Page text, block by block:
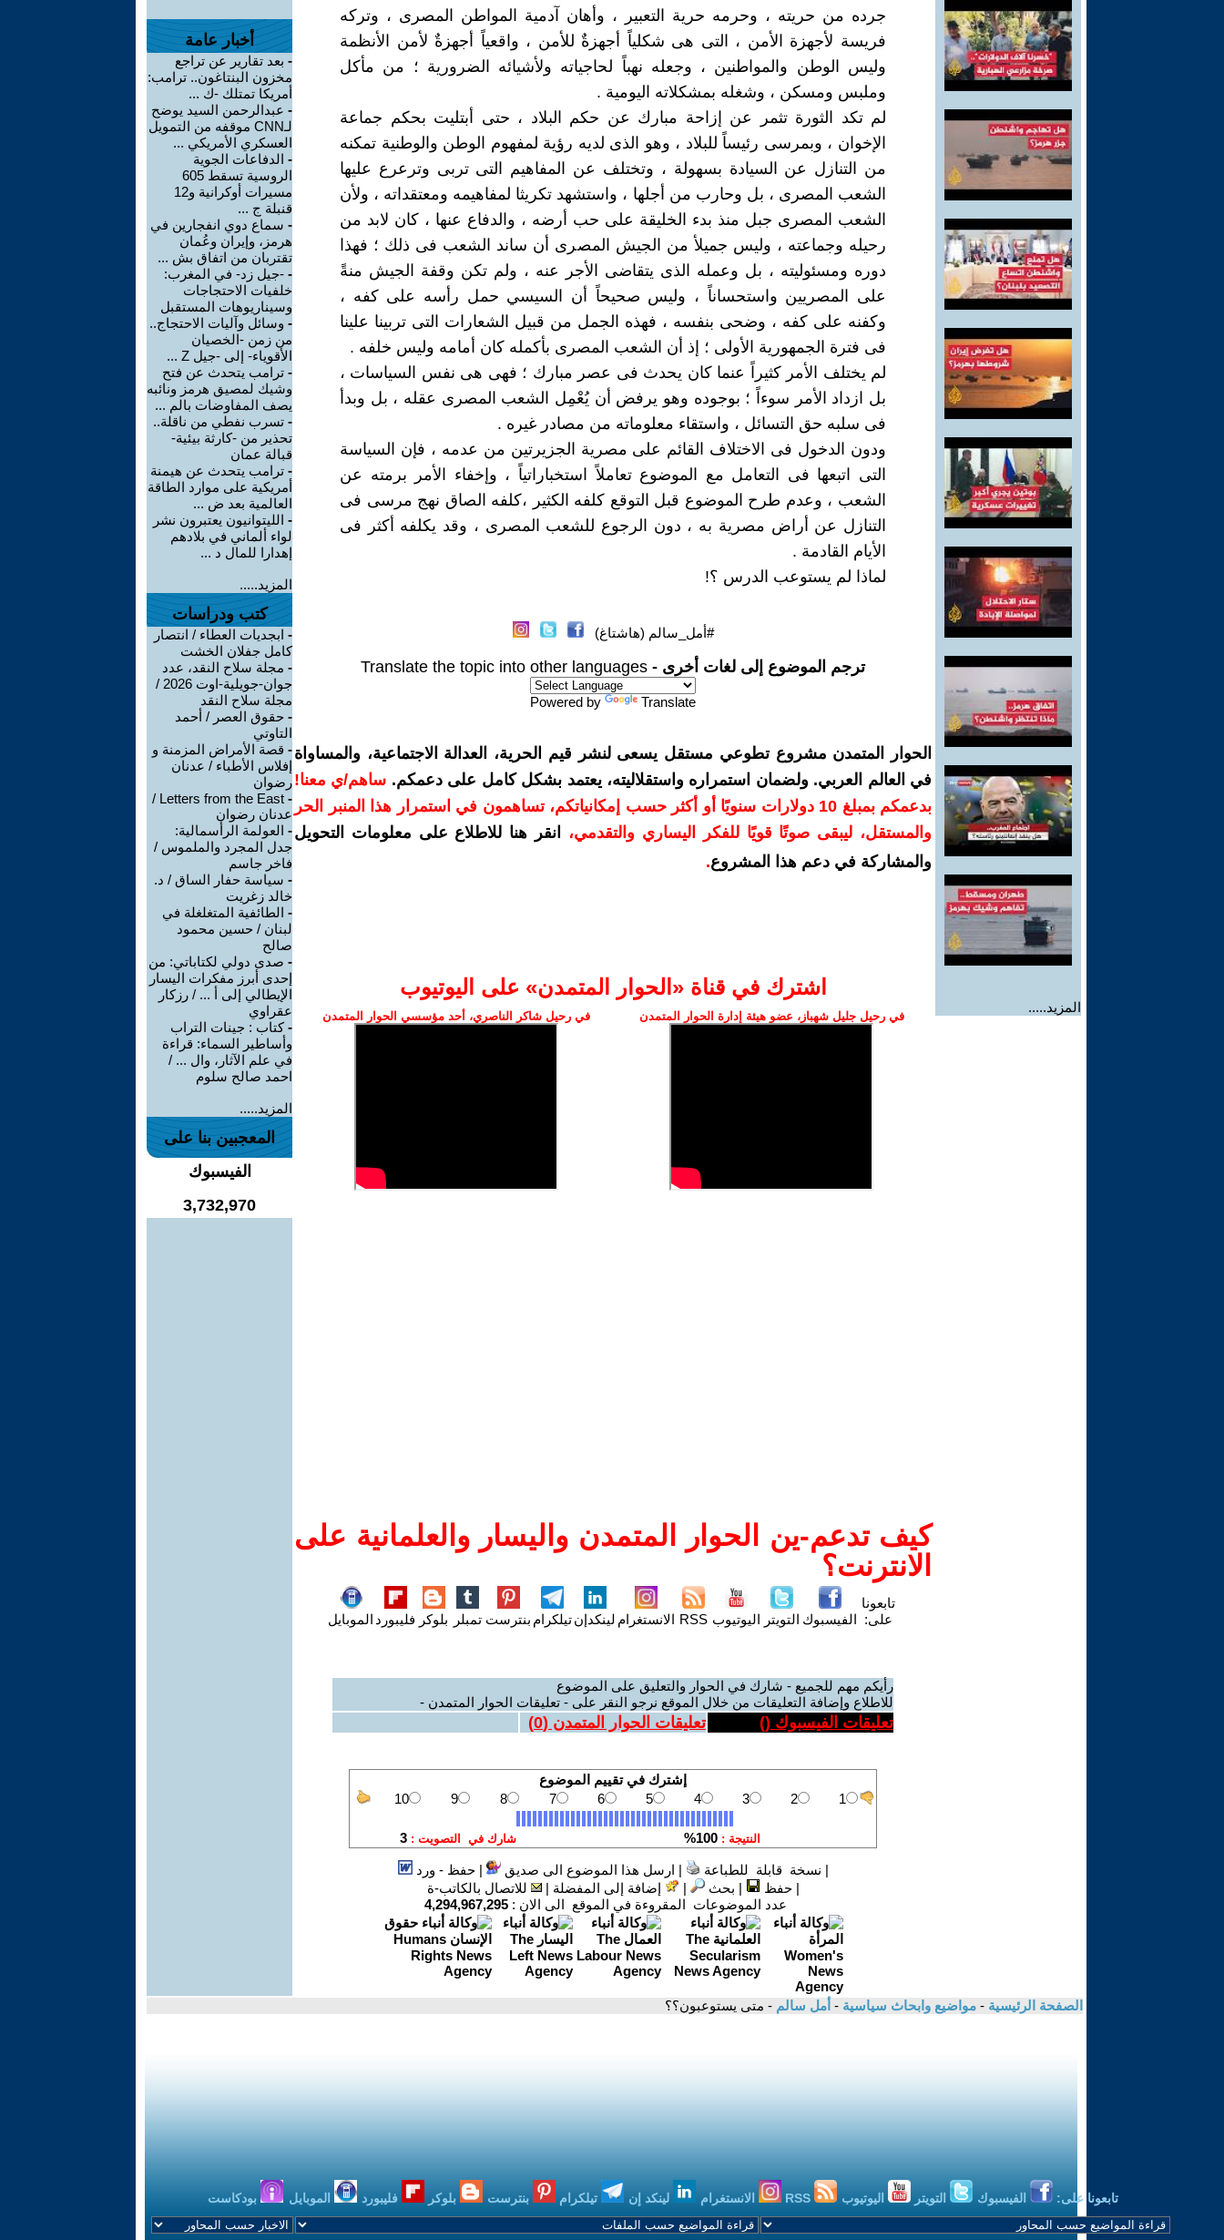
المزيد.....
جرده من حريته ، وحرمه حرية التعبير ، وأهان آدمية المواطن المصرى ، وتركه
فريسة لأجهزة الأمن ، التى هى شكلياً أجهزةٌ للأمن ، واقعياً أجهزةٌ لأمن الأنظمة
وليس الوطن والمواطنين ، وجعله نهباً لحاجياته ولأشيائه الضرورية ؛ من مأكل
وملبس ومسكن ، وشغله بمشكلاته اليومية .
لم تكد الثورة تثمر عن إزاحة مبارك عن حكم البلاد ، حتى أبتليت بحكم جماعة
الإخوان ، وبمرسى رئيساً للبلاد ، وهو الذى لديه رؤية لمفهوم الوطن والوطنية تمكنه
من التنازل عن السيادة بسهولة ، وتختلف عن المفاهيم التى تربى وترعرع عليها
الشعب المصرى ، بل وحارب من أجلها ، واستشهد تكريثا لمفاهيمه ومعتقداته ، ولأن
الشعب المصرى جبل منذ بدء الخليقة على حب أرضه ، والدفاع عنها ، كان لابد من
رحيله وجماعته ، وليس جميلأ من الجيش المصرى أن ساند الشعب فى ذلك ؛ فهذا
دوره ومسئوليته ، بل وعمله الذى يتقاضى الأجر عنه ، ولم تكن وقفة الجيش منةً
على المصريين واستحساناً ، وليس صحيحاً أن السيسي حمل رأسه على كفه ،
وكفنه على كفه ، وضحى بنفسه ، فهذه الجمل من قبيل الشعارات التى تربينا علينا
فى فترة الجمهورية الأولى ؛ إذ أن الشعب المصرى بأكمله كان أمامه وليس خلفه .
لم يختلف الأمر كثيراً عنما كان يحدث فى عصر مبارك ؛ فهى هى نفس السياسات ،
بل ازداد الأمر سوءاً ؛ بوجوده وهو يرفض أن يُعْمِل الشعب المصرى عقله ، بل وبدأ
فى سلبه حق التسائل ، واستقاء معلوماته من مصادر غيره .
ودون الدخول فى الاختلاف القائم على مصرية الجزيرتين من عدمه ، فإن السياسة
التى اتبعها فى التعامل مع الموضوع تعاملاً استخباراتياً ، وإخفاء الأمر برمته عن
الشعب ، وعدم طرح الموضوع قبل التوقع كلفه الكثير ،كلفه الصاق نهج مرسى فى
التنازل عن أراض مصرية به ، دون الرجوع للشعب المصرى ، وقد يكلفه أكثر فى
الأيام القادمة .
لماذا لم يستوعب الدرس ؟!
#أمل_سالم (هاشتاغ)
ترجم الموضوع إلى لغات أخرى - Translate the topic into other languages
Powered by Translate
الحوار المتمدن مشروع تطوعي مستقل يسعى لنشر قيم الحرية، العدالة الاجتماعية، والمساواة
في العالم العربي. ولضمان استمراره واستقلاليته، يعتمد بشكل كامل على دعمكم. ساهم/ي معنا!
بدعمكم بمبلغ 10 دولارات سنويًا أو أكثر حسب إمكانياتكم، تساهمون في استمرار هذا المنبر الحر
والمستقل، ليبقى صوتًا قويًا للفكر اليساري والتقدمي،
انقر هنا للاطلاع على معلومات التحويل
والمشاركة في دعم هذا المشروع.
اشترك في قناة ‫«الحوار المتمدن» على اليوتيوب
في رحيل جليل شهباز، عضو هيئة إدارة الحوار المتمدن في رحيل شاكر الناصري، أحد مؤسسي الحوار المتمدن
كيف تدعم-ين الحوار المتمدن واليسار والعلمانية على
الانترنت؟
تابعونا
على: الفيسبوك التويتر اليوتيوب RSS الانستغرام لينكدإنتيلكرام بنترست تمبلر بلوكر فليبورد الموبايل
رأيكم مهم للجميع - شارك في الحوار والتعليق على الموضوع
للاطلاع وإضافة التعليقات من خلال الموقع نرجو النقر على - تعليقات الحوار المتمدن -
تعليقات الفيسبوك () تعليقات الحوار المتمدن (0
)
| نسخة قابلة للطباعة | ارسل هذا الموضوع الى صديق |حفظ - ورد
|حفظ | بحث | إضافة إلى المفضلة |
للاتصال بالكاتب-ة
عدد الموضوعات المقروءة في الموقع الى الان : 4,294,967,295
أخبار عامة
- بعد تقارير عن تراجع
مخزون البنتاغون.. ترامب:
أمريكا تمتلك -ك ...
- عبدالرحمن السيد يوضح
لـCNN موقفه من التمويل
العسكري الأمريكي ...
- الدفاعات الجوية
الروسية تسقط 605
مسيرات أوكرانية و12
قنبلة ج ...
- سماع دوي انفجارين في
هرمز، وإيران وعُمان
تقتربان من اتفاق بش ...
- -جيل زد- في المغرب:
خلفيات الاحتجاجات
وسيناريوهات المستقبل
- وسائل وآليات الاحتجاج..
من زمن -الخصيان
الأقوياء- إلى -جيل Z ...
- ترامب يتحدث عن فتح
وشيك لمصيق هرمز ونائبه
يصف المفاوضات بالم ...
- تسرب نفطي من ناقلة..
تحذير من -كارثة بيئية-
قبالة عمان
- ترامب يتحدث عن هيمنة
أمريكية على موارد الطاقة
العالمية بعد ض ...
- الليتوانيون يعتبرون نشر
لواء ألماني في بلادهم
إهدارا للمال د ...
المزيد.....
كتب ودراسات
- ابجديات العطاء / انتصار
كامل جفلان الخشت
- مجلة سلاح النقد، عدد
جوان-جويلية-اوت 2026 /
مجلة سلاح النقد
- حقوق العصر / أحمد
التاوتي
- قصة الأمراض المزمنة و
إفلاس الأطباء / عدنان
رضوان
-
Letters from the East /
عدنان رضوان
- العولمة الرأسمالية:
جدل المجرد والملموس /
فاخر جاسم
- سياسة حفار الساق / د.
خالد زغريت
- الطائفية المتغلغلة في
لبنان / حسين محمود
صالح
- صدى دولي لكتاباتي: من
إحدى أبرز مفكرات اليسار
الإيطالي إلى أ ... / رزكار
عقراوي
-كتاب : جينات التراب
وأساطير السماء: قراءة
في علم الآثار، وال ... /
احمد صالح سلوم
المزيد.....
المعجبين بنا على
الفيسبوك
3,732,970
الصفحة الرئيسية - مواضيع وابحاث سياسية - أمل سالم - متى يستوعبون؟؟
تابعونا على: الفيسبوك التويتر اليوتيوب الانستغرام لينكد إن تيلكرام بنترست بلوكر فليبورد الموبايل بودكاست